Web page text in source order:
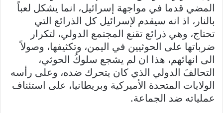
المضي قدما في مواجهة إسرائيل، انما يشكل لعباً
بالنار، اذ انه سيقدم لإسرائيل كل الذرائع التي
تحتاج، وهي ذرائع تقنع المجتمع الدولي، لتكرار
ضرباتها على الحوثيين في اليمن، وتكثيفها، وصولاً
الى انهائهم، هذا ان لم يشجع سلوكُ الحوثي،
التحالفَ الدولي الذي كان يتحرك ضده، وعلى رأسه
الولايات المتحدة الأميركية وبريطانيا، على استئناف
عملياته ضد الجماعة.